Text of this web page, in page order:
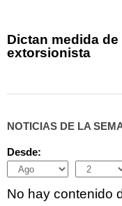
Dictan medida
extorsionista
NOTICIAS DE LA
Desde:
Month
Day
No hay contenido